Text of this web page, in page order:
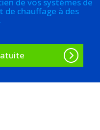
chauffage à des